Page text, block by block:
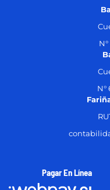
N°
Pagar En Línea